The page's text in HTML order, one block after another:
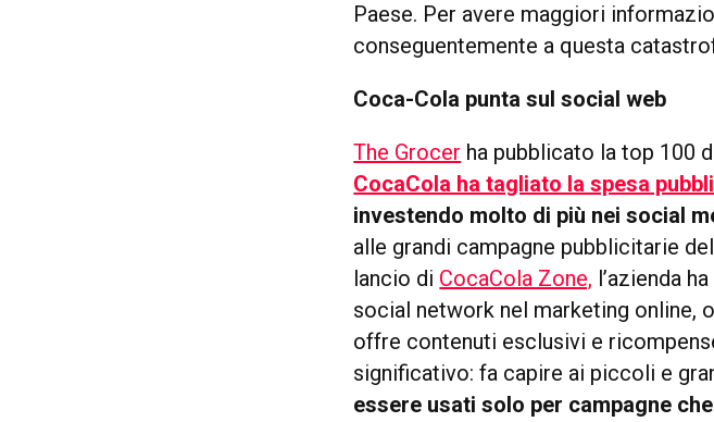
Paese. Per avere maggiori
conseguentemente a questa
Coca-Cola punta sul social web
The Grocer ha pubblicato la top 100
CocaCola ha tagliato la spesa
investendo molto di più nei social
alle grandi campagne pubblicitarie
lancio di CocaCola Zone, l’azienda
social network nel marketing online,
offre contenuti esclusivi e
significativo: fa capire ai piccoli e
essere usati solo per campagne